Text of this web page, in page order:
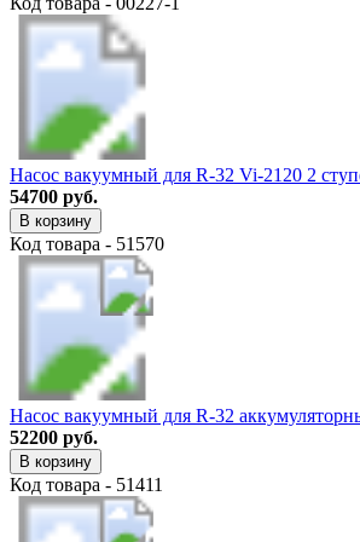
Насос вакуумный для R-32 Vi-2120 2
54700 руб.
В корзину
Код товара - 51570
Насос вакуумный для R-32
52200 руб.
В корзину
Код товара - 51411